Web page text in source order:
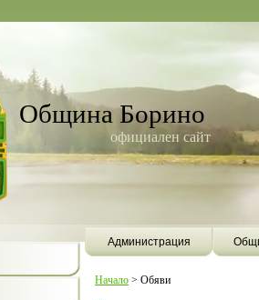
Община Борино
официален сайт
Администрация
Начало > Обяви